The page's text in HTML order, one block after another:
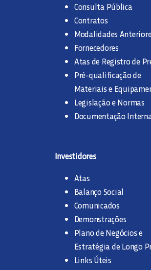
Consulta Pública
Contratos
Modalidades
Fornecedores
Atas de Registro de
Pré-qualificação de
Materiais e
Legislação e Normas
Documentação
Investidores
Atas
Balanço Social
Comunicados
Demonstrações
Plano de Negócios e
Estratégia de Longo
Links Úteis